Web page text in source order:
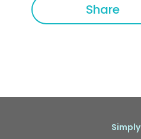
Share
Simply